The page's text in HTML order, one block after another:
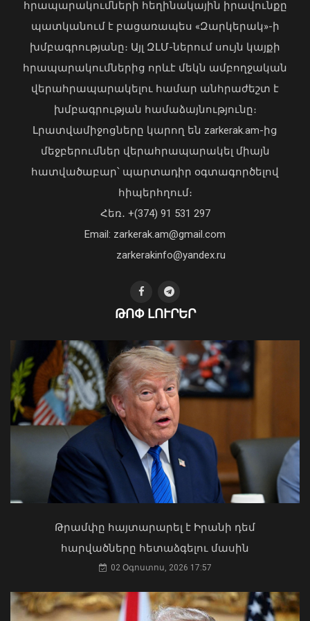
Օգոստոսի 16-ին «Երազ Այգի»-ում
կանցկացվի Ազգային տարազի
08 Օգոստոս, 2026 22:41
ՀՀ-ն և Ադրբեջանը ճանապարհ են
բացել կայուն և անդառնալի
դեմ ծանր պայքարում»․ կյանքից
հեռացել է Արսեն Ասլանյանը
04 Օգոստոս, 2026 19:12
Կաթողիկոսը պետք է օրենքի առաջ
կանգնի, եթե հանցանք է գործել, կամ
արտաքին ազդեցության գործակալ
դարձել. աստվածաբան
07 Օգոստոս, 2026 17:03
հրապարակումների հեղինակային իրավունքը
պատկանում է բացառապես «Զարկերակ»-ի
խմբագրությանը։ Այլ ԶԼՄ-ներում սույն կայքի
հրապարակումներից որևէ մեկն ամբողջական
վերահրապարակելու համար անհրաժեշտ է
խմբագրության համաձայնությունը։
Լրատվամիջոցները կարող են zarkerak.am-ից
մեջբերումներ վերահրապարակել միայն
հատվածաբար՝ պարտադիր օգտագործելով
հիպերհղում։
Հեռ․ +(374) 91 531 297
Email: zarkerak.am@gmail.com
zarkerakinfo@yandex.ru
ԹՈՓ ԼՈՒՐԵՐ
Թրամփը հայտարարել է Իրանի դեմ
հարվածները հետաձգելու մասին
02 Օգոստոս, 2026 17:57